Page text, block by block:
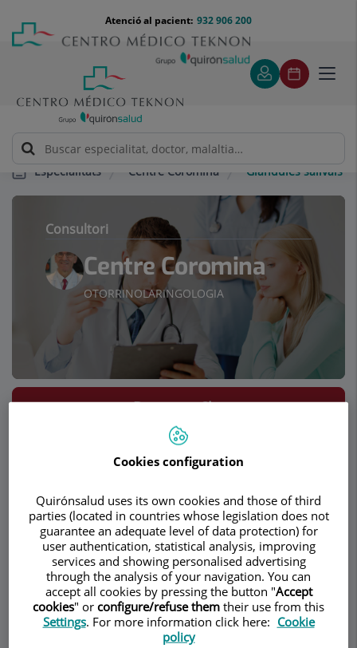
contingut
Menú
teléfono
cabecera
932 906 200
Atenció al pacient:
Especialitats Centre Coromina Glàndules salivals
Consultori
Centre Coromina
OTORRINOLARINGOLOGIA
Contacte
Horari
Demanar Cita
Glàndules salivals
Cookies configuration
Quirónsalud uses its own cookies and those of third
parties (located in countries whose legislation does not
guarantee an adequate level of data protection) for
user authentication, statistical analysis, improving
services and showing personalised advertising
through the analysis of your navigation. You can
accept all cookies by pressing the button "Accept
cookies" or configure/refuse them their use from this
Settings. For more information click here: Cookie
policy